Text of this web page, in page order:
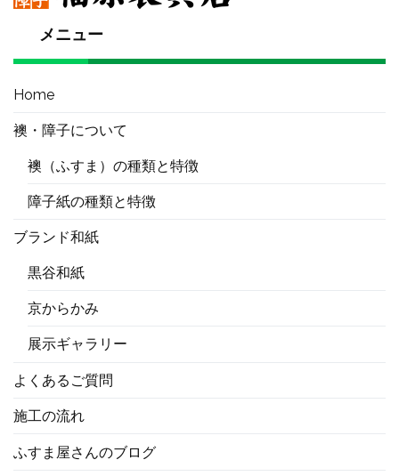
メニュー
Home
襖・障子について
襖（ふすま）の種類と特徴
障子紙の種類と特徴
ブランド和紙
黒谷和紙
京からかみ
展示ギャラリー
よくあるご質問
施工の流れ
ふすま屋さんのブログ